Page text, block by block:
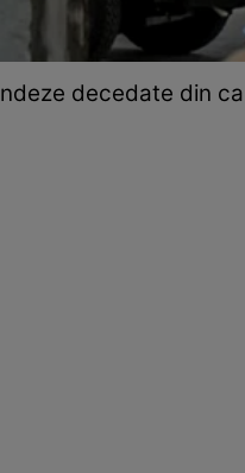
decedate din